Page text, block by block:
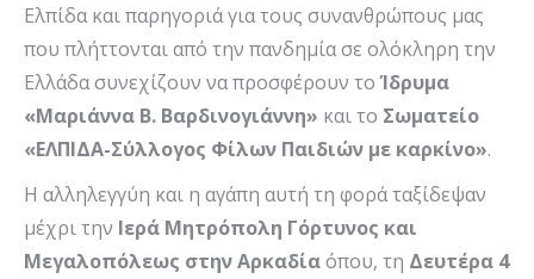
Ελπίδα και παρηγοριά για τους συνανθρώπους μας
που πλήττονται από την πανδημία σε ολόκληρη την
Ελλάδα συνεχίζουν να προσφέρουν τοΊδρυμα
«Μαριάννα Β. Βαρδινογιάννη» και το Σωματείο
«ΕΛΠΙΔΑ-Σύλλογος Φίλων Παιδιών με καρκίνο».
Η αλληλεγγύη και η αγάπη αυτή τη φορά ταξίδεψαν
μέχρι την Ιερά Μητρόπολη Γόρτυνος και
Μεγαλοπόλεως στην Αρκαδίαόπου, τη Δευτέρα 4